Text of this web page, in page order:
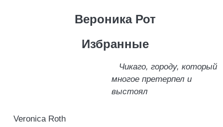
Вероника Рот
Избранные
Чикаго, городу, который
многое претерпел и
выстоял
Veronica Roth